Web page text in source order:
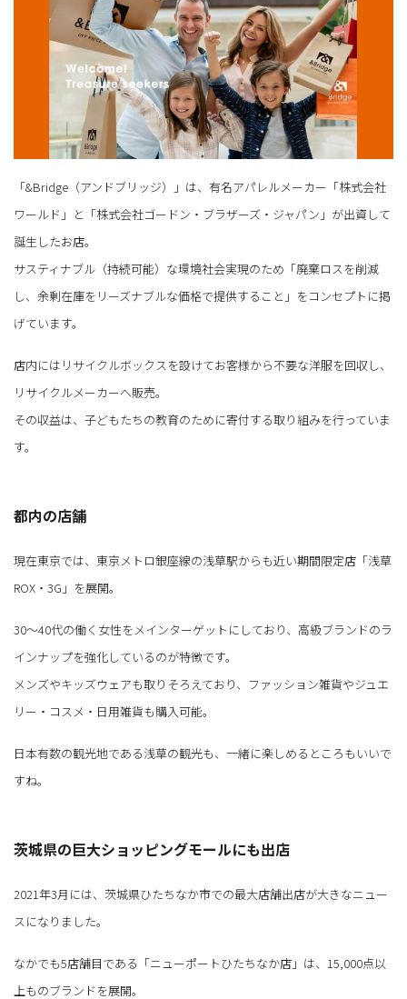
「&Bridge（アンドブリッジ）」は、有名アパレルメーカー「株式会社
ワールド」と「株式会社ゴードン・ブラザーズ・ジャパン」が出資して
誕生したお店。
サスティナブル（持続可能）な環境社会実現のため「廃棄ロスを削減
し、余剰在庫をリーズナブルな価格で提供すること」をコンセプトに掲
げています。
店内にはリサイクルボックスを設けてお客様から不要な洋服を回収し、
リサイクルメーカーへ販売。
その収益は、子どもたちの教育のために寄付する取り組みを行っていま
す。
都内の店舗
現在東京では、東京メトロ銀座線の浅草駅からも近い期間限定店「浅草
ROX・3G」を展開。
30～40代の働く女性をメインターゲットにしており、高級ブランドのラ
インナップを強化しているのが特徴です。
メンズやキッズウェアも取りそろえており、ファッション雑貨やジュエ
リー・コスメ・日用雑貨も購入可能。
日本有数の観光地である浅草の観光も、一緒に楽しめるところもいいで
すね。
茨城県の巨大ショッピングモールにも出店
2021年3月には、茨城県ひたちなか市での最大店舗出店が大きなニュー
スになりました。
なかでも5店舗目である「ニューポートひたちなか店」は、15,000点以
上ものブランドを展開。